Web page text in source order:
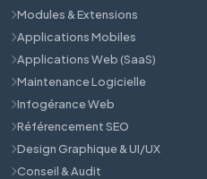
Modules & Extensions
Applications Mobiles
Applications Web (SaaS)
Maintenance Logicielle
Infogérance Web
Référencement SEO
Design Graphique & UI/UX
Conseil & Audit